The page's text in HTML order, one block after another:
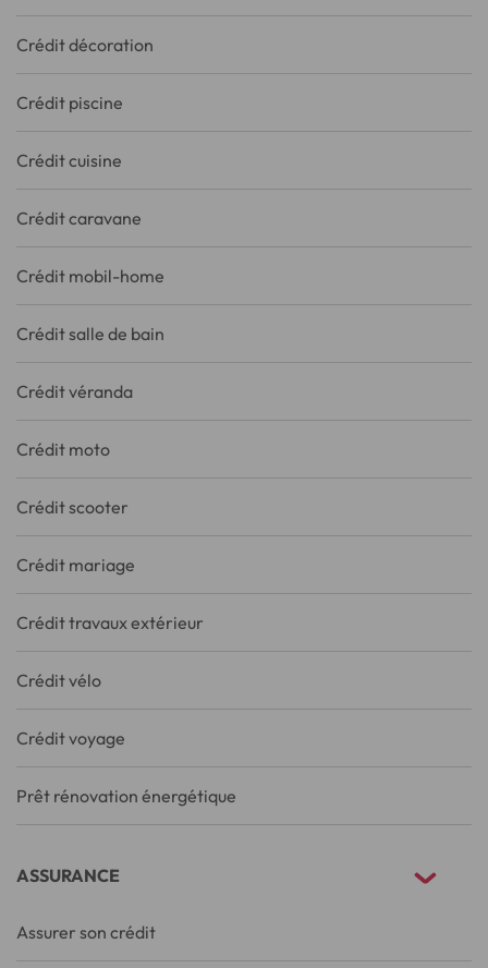
Crédit décoration
Crédit piscine
Crédit cuisine
Crédit caravane
Crédit mobil-home
Crédit salle de bain
Crédit véranda
Crédit moto
Crédit scooter
Crédit mariage
Crédit travaux extérieur
Crédit vélo
Crédit voyage
Prêt rénovation énergétique
ASSURANCE
Assurer son crédit